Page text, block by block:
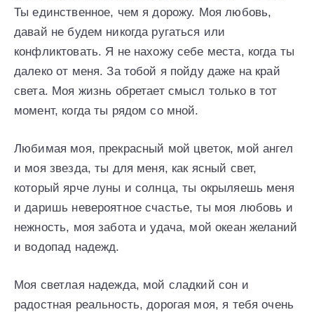
Ты единственное, чем я дорожу. Моя любовь,
давай не будем никогда ругаться или
конфликтовать. Я не нахожу себе места, когда ты
далеко от меня. За тобой я пойду даже на край
света. Моя жизнь обретает смысл только в тот
момент, когда ты рядом со мной.
Любимая моя, прекрасный мой цветок, мой ангел
и моя звезда, ты для меня, как ясный свет,
который ярче луны и солнца, ты окрыляешь меня
и даришь невероятное счастье, ты моя любовь и
нежность, моя забота и удача, мой океан желаний
и водопад надежд.
Моя светлая надежда, мой сладкий сон и
радостная реальность, дорогая моя, я тебя очень